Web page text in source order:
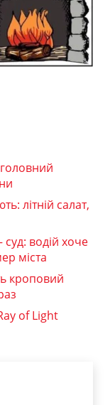
літній салат,
водій хоче
міста
кроповий
of Light